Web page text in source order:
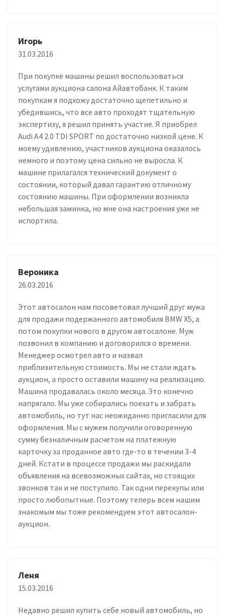
Игорь
31.03.2016
При покупке машины решил воспользоваться
услугами аукциона салона Айавтобанк. К таким
покупкам я подхожу достаточно щепетильно и
убедившись, что все авто проходят тщательную
экспертизу, я решил принять участие. Я приобрел
Audi A4 2.0 TDI SPORT по достаточно низкой цене. К
моему удивлению, участников аукциона оказалось
немного и поэтому цена сильно не выросла. К
машине прилагался технический документ о
состоянии, который давал гарантию отличному
состоянию машины. При оформлении возникла
небольшая заминка, но мне она настроения уже не
испортила.
Вероника
26.03.2016
Этот автосалон нам посоветовал лучший друг мужа
для продажи подержанного автомобиля BMW X5, а
потом покупки нового в другом автосалоне. Муж
позвонил в компанию и договорился о времени.
Менеджер осмотрел авто и назвал
приблизительную стоимость. Мы не стали ждать
аукцион, а просто оставили машину на реализацию.
Машина продавалась около месяца. Это конечно
напрягало. Мы уже собирались поехать и забрать
автомобиль, но тут нас неожиданно пригласили для
оформления. Мы с мужем получили оговоренную
сумму безналичным расчетом на платежную
карточку за проданное авто где-то в течении 3-4
дней. Кстати в процессе продажи мы раскидали
объявления на всевозможных сайтах, но стоящих
звонков так и не поступило. Так одни перекупы или
просто любопытные. Поэтому теперь всем нашим
знакомым мы тоже рекомендуем этот автосалон-
аукцион.
Леня
15.03.2016
Недавно решил купить себе новый автомобиль, но